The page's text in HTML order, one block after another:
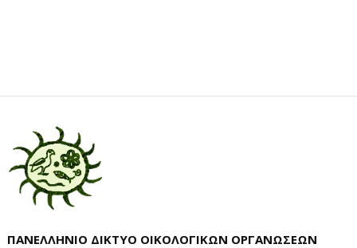
ΠΑΝΕΛΛΗΝΙΟ ΔΙΚΤΥΟ ΟΙΚΟΛΟΓΙΚΩΝ ΟΡΓΑΝΩΣΕΩΝ